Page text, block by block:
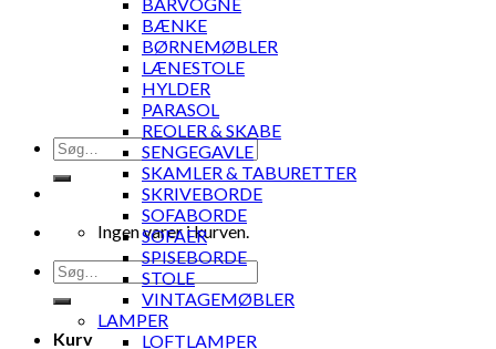
Søg
efter:
Ingen varer i kurven.
Søg
efter:
Kurv
BÆNKE
BØRNEMØBLER
LÆNESTOLE
HYLDER
PARASOL
REOLER & SKABE
SENGEGAVLE
SKAMLER & TABURETTER
SKRIVEBORDE
SOFABORDE
SOFAER
SPISEBORDE
STOLE
VINTAGEMØBLER
LAMPER
LOFTLAMPER